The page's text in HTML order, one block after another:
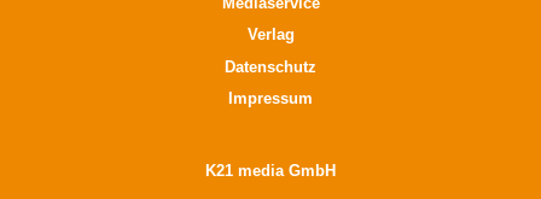
Verlag
Datenschutz
Impressum
K21 media GmbH